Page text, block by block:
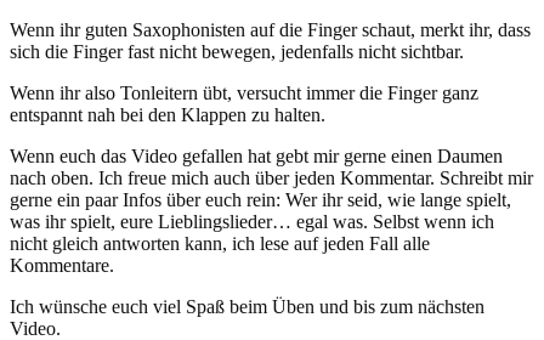
Wenn ihr guten Saxophonisten auf die Finger schaut, merkt ihr, dass
sich die Finger fast nicht bewegen, jedenfalls nicht sichtbar.
Wenn ihr also Tonleitern übt, versucht immer die Finger ganz
entspannt nah bei den Klappen zu halten.
Wenn euch das Video gefallen hat gebt mir gerne einen Daumen
nach oben. Ich freue mich auch über jeden Kommentar. Schreibt mir
gerne ein paar Infos über euch rein: Wer ihr seid, wie lange spielt,
was ihr spielt, eure Lieblingslieder… egal was. Selbst wenn ich
nicht gleich antworten kann, ich lese auf jeden Fall alle
Kommentare.
Ich wünsche euch viel Spaß beim Üben und bis zum nächsten
Video.